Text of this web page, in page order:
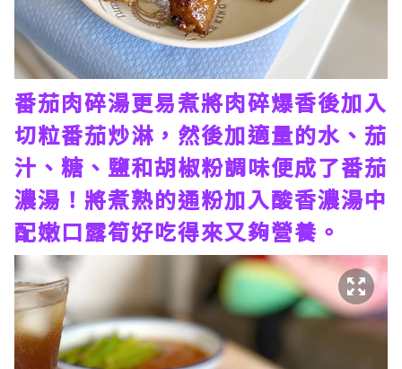
番茄肉碎湯更易煮將肉碎爆香後加入
切粒番茄炒淋，然後加適量的水、茄
汁、糖、鹽和胡椒粉調味便成了番茄
濃湯！將煮熟的通粉加入酸香濃湯中
配嫩口露筍好吃得來又夠營養。